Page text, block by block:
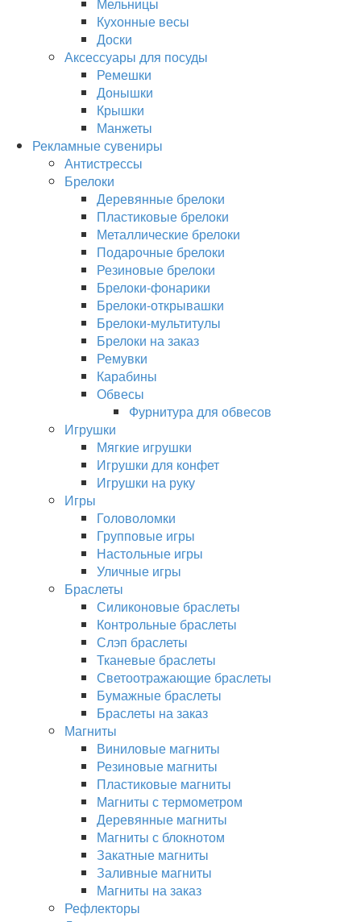
Кухонные весы
Доски
Аксессуары для посуды
Ремешки
Донышки
Крышки
Манжеты
Рекламные сувениры
Антистрессы
Брелоки
Деревянные брелоки
Пластиковые брелоки
Металлические брелоки
Подарочные брелоки
Резиновые брелоки
Брелоки-фонарики
Брелоки-открывашки
Брелоки-мультитулы
Брелоки на заказ
Ремувки
Карабины
Обвесы
Фурнитура для обвесов
Игрушки
Мягкие игрушки
Игрушки для конфет
Игрушки на руку
Игры
Головоломки
Групповые игры
Настольные игры
Уличные игры
Браслеты
Силиконовые браслеты
Контрольные браслеты
Слэп браслеты
Тканевые браслеты
Светоотражающие браслеты
Бумажные браслеты
Браслеты на заказ
Магниты
Виниловые магниты
Резиновые магниты
Пластиковые магниты
Магниты с термометром
Деревянные магниты
Магниты с блокнотом
Закатные магниты
Заливные магниты
Магниты на заказ
Рефлекторы